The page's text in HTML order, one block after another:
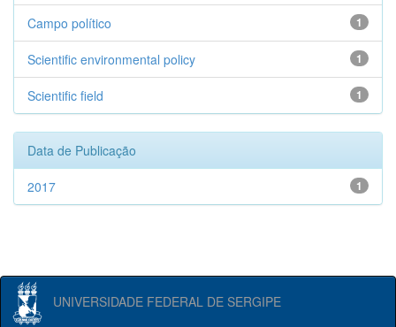
1
Campo político
1
Scientific environmental policy
1
Scientific field
Data de Publicação
1
2017
UNIVERSIDADE FEDERAL DE SERGIPE